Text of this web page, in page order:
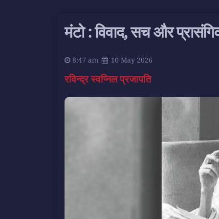
मंटो : विवाद, सच और
8:47 am 10 May 2026
रविन्द्र स्वप्निल प्रजापति